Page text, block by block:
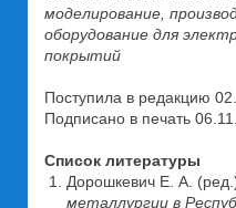
моделирование,
оборудование для
покрытий
Поступила в редакцию
Подписано в печать
Список литературы
Дорошкевич Е. А.
металлургии в